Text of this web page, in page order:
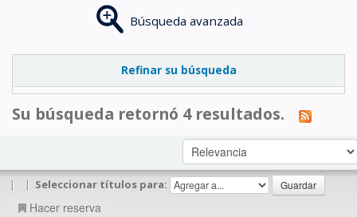
Búsqueda avanzada
Refinar su búsqueda
Su búsqueda retornó 4 resultados.
| | Seleccionar títulos para:
Hacer reserva